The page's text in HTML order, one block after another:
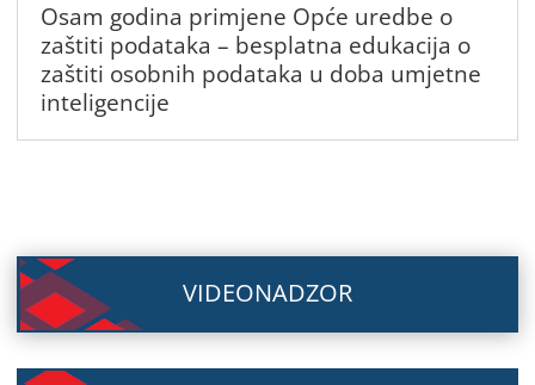
Osam godina primjene Opće uredbe o
zaštiti podataka – besplatna edukacija o
zaštiti osobnih podataka u doba umjetne
inteligencije
VIDEONADZOR